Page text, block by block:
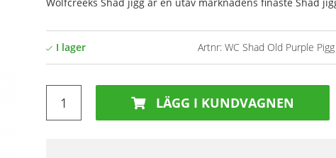
Artnr: WC Shad Old Purple Pigg
LÄGG I KUNDVAGNEN